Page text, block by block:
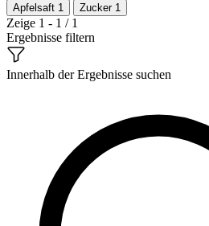
Apfelsaft 1 Zucker 1
Zeige 1 - 1 / 1
Ergebnisse filtern
Innerhalb der Ergebnisse suchen